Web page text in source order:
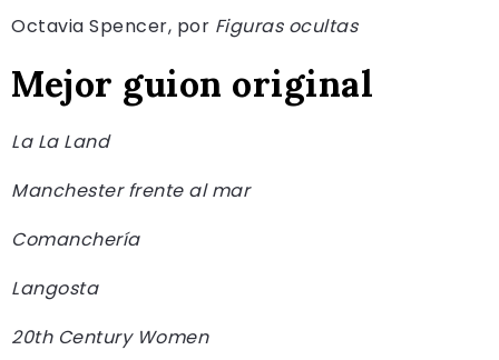
Octavia Spencer, por Figuras ocultas
Mejor guion original
La La Land
Manchester frente al mar
Comanchería
Langosta
20th Century Women